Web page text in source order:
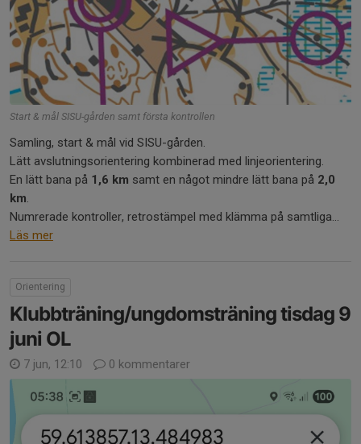
Start & mål SISU-gården samt första kontrollen
Samling, start & mål vid SISU-gården.
Lätt avslutningsorientering kombinerad med linjeorientering.
En lätt bana på 1,6 km samt en något mindre lätt bana på 2,0
km.
Numrerade kontroller, retrostämpel med klämma på samtliga...
Läs mer
Orientering
Klubbträning/ungdomsträning tisdag 9
juni OL
7 jun, 12:10 0 kommentarer